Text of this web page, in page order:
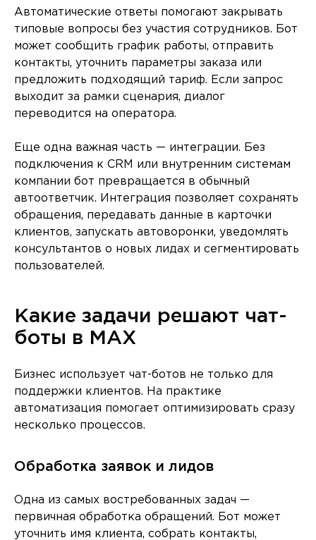
Автоматические ответы помогают закрывать
типовые вопросы без участия сотрудников. Бот
может сообщить график работы, отправить
контакты, уточнить параметры заказа или
предложить подходящий тариф. Если запрос
выходит за рамки сценария, диалог
переводится на оператора.
Еще одна важная часть — интеграции. Без
подключения к CRM или внутренним системам
компании бот превращается в обычный
автоответчик. Интеграция позволяет сохранять
обращения, передавать данные в карточки
клиентов, запускать автоворонки, уведомлять
консультантов о новых лидах и сегментировать
пользователей.
Какие задачи решают чат-
боты в MAX
Бизнес использует чат-ботов не только для
поддержки клиентов. На практике
автоматизация помогает оптимизировать сразу
несколько процессов.
Обработка заявок и лидов
Одна из самых востребованных задач —
первичная обработка обращений. Бот может
уточнить имя клиента, собрать контакты,